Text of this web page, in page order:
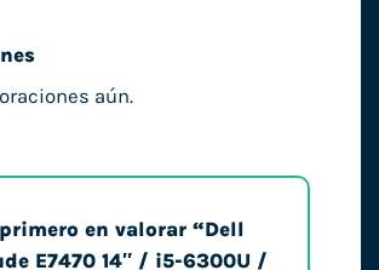
aún.
en valorar “Dell
E7470 14″ / i5-6300U /